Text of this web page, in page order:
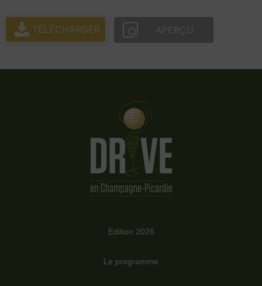
TÉLÉCHARGER APERÇU
Edition 2026
Le programme